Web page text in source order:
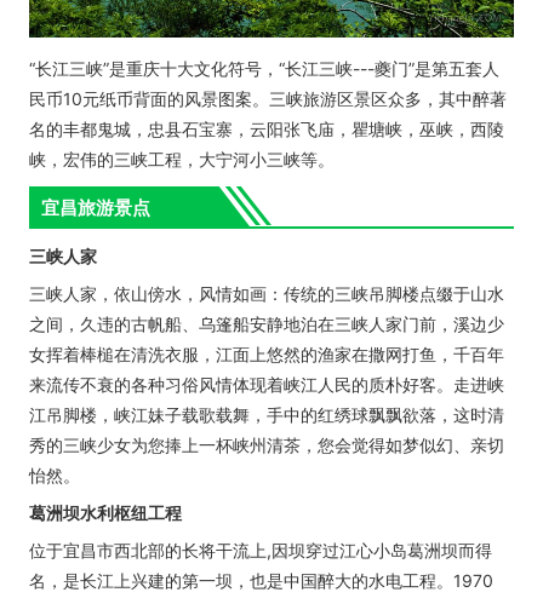
“长江三峡”是重庆十大文化符号，“长江三峡---夔门”是第五套人
民币10元纸币背面的风景图案。三峡旅游区景区众多，其中醉著
名的丰都鬼城，忠县石宝寨，云阳张飞庙，瞿塘峡，巫峡，西陵
峡，宏伟的三峡工程，大宁河小三峡等。
宜昌旅游景点
三峡人家
三峡人家，依山傍水，风情如画：传统的三峡吊脚楼点缀于山水
之间，久违的古帆船、乌篷船安静地泊在三峡人家门前，溪边少
女挥着棒槌在清洗衣服，江面上悠然的渔家在撒网打鱼，千百年
来流传不衰的各种习俗风情体现着峡江人民的质朴好客。走进峡
江吊脚楼，峡江妹子载歌载舞，手中的红绣球飘飘欲落，这时清
秀的三峡少女为您捧上一杯峡州清茶，您会觉得如梦似幻、亲切
怡然。
葛洲坝水利枢纽工程
位于宜昌市西北部的长将干流上,因坝穿过江心小岛葛洲坝而得
名，是长江上兴建的第一坝，也是中国醉大的水电工程。1970